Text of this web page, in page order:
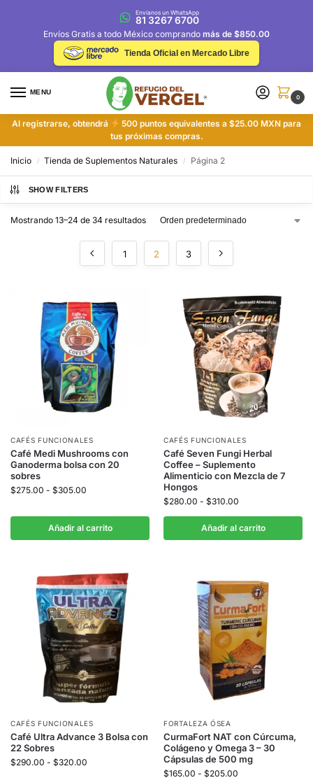
Envíanos un WhatsApp
81 3267 6700
Envíos Gratis a todo México comprando más de $850.00
Tienda Oficial en Mercado Libre
MENU
0
Al registrarse, obtendrá
500 puntos equivalentes a $25.00 MXN para
tus próximas compras.
Inicio / Tienda de Suplementos Naturales / Página 2
SHOW FILTERS
Mostrando 13–24 de 34 resultados
1 2 3
CAFÉS FUNCIONALES
Café Medi Mushrooms con
Ganoderma bolsa con 20
sobres
$275.00 - $305.00
Añadir al carrito
CAFÉS FUNCIONALES
Café Seven Fungi Herbal
Coffee – Suplemento
Alimenticio con Mezcla de 7
Hongos
$280.00 - $310.00
Añadir al carrito
CAFÉS FUNCIONALES
Café Ultra Advance 3 Bolsa con
22 Sobres
$290.00 - $320.00
FORTALEZA ÓSEA
CurmaFort NAT con Cúrcuma,
Colágeno y Omega 3 – 30
Cápsulas de 500 mg
$165.00 - $205.00